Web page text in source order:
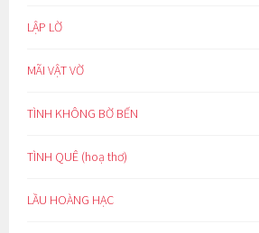
LẬP LỜ
MÃI VẬT VỜ
TÌNH KHÔNG BỜ BẾN
TÌNH QUÊ (hoạ thơ)
LẦU HOÀNG HẠC